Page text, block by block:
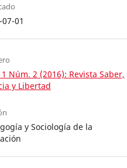
01
Núm. 2 (2016): Revista Saber,
y Libertad
y Sociología de la